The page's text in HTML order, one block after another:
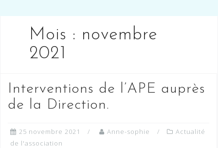
Mois : novembre
2021
Interventions de l’APE auprès
de la Direction.
25 novembre 2021 Anne-sophie
Actualité
de l'association